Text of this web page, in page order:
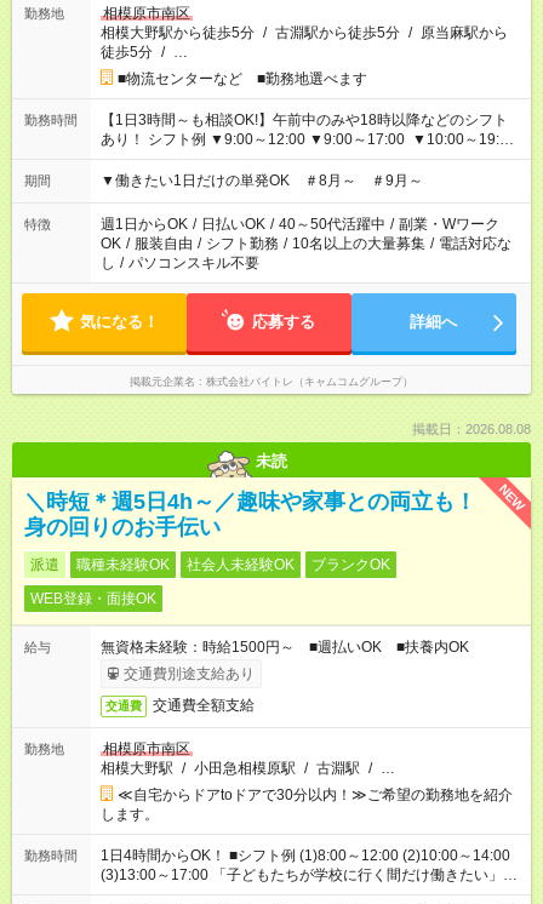
勤務地
相模原市南区
相模大野駅から徒歩5分 / 古淵駅から徒歩5分 / 原当麻駅から
徒歩5分 / …
■物流センターなど ■勤務地選べます
勤務時間
【1日3時間～も相談OK!】午前中のみや18時以降などのシフト
あり！ シフト例 ▼9:00～12:00 ▼9:00～17:00 ▼10:00～19:00
▼18:00～21:00
期間 ▼働きたい1日だけの単発OK ＃8月～ ＃9月～
特徴 週1日からOK / 日払いOK / 40～50代活躍中 / 副業・Wワーク
OK / 服装自由 / シフト勤務 / 10名以上の大量募集 / 電話対応な
し / パソコンスキル不要
気になる！ 応募する 詳細へ
掲載元企業名 株式会社バイトレ（キャムコムグループ）
掲載日：2026.08.08
未読
NEW
＼時短＊週5日4h～／趣味や家事との両立も！
身の回りのお手伝い
派遣 職種未経験OK 社会人未経験OK
ブランクOK
WEB登録・面接OK
給与
無資格未経験：時給1500円～ ■週払いOK ■扶養内OK
交通費別途支給あり
交通費 交通費全額支給
勤務地
相模原市南区
相模大野駅 / 小田急相模原駅 / 古淵駅 / …
≪自宅からドアtoドアで30分以内！≫ご希望の勤務地を紹介
します。
勤務時間
1日4時間からOK！ ■シフト例 (1)8:00～12:00 (2)10:00～14:00
(3)13:00～17:00 「子どもたちが学校に行く間だけ働きたい」
「余裕を持って夕飯の準備がしたい」 「午前中は働いて、午後